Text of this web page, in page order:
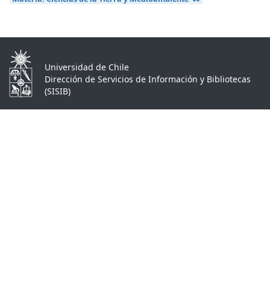
Universidad de Chile
Dirección de Servicios de Información y Bibliotecas
(SISIB)